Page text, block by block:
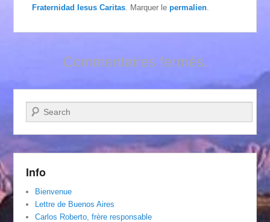
Fraternidad Iesus Caritas . Marquer lepermalien
Commentaires fermés.
Recherche
Info
Bienvenue
Lettre de Buenos Aires
Carlos Roberto, frère responsable